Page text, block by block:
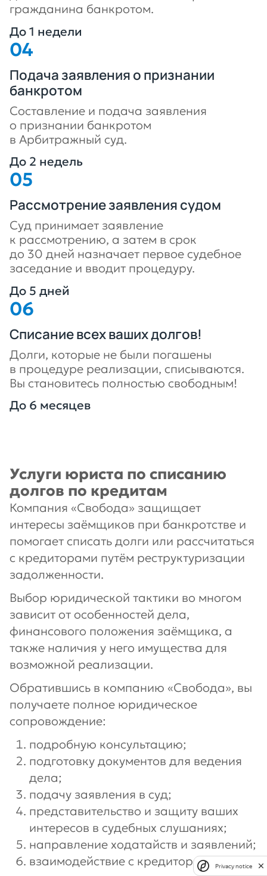
гражданина банкротом.
До 1 недели
Подача заявления о признании
банкротом
Составление и подача заявления
о признании банкротом
в Арбитражный суд.
До 2 недель
Рассмотрение заявления судом
Суд принимает заявление
к рассмотрению, а затем в срок
до 30 дней назначает первое судебное
заседание и вводит процедуру.
До 5 дней
Списание всех ваших долгов!
Долги, которые не были погашены
в процедуре реализации, списываются.
Вы становитесь полностью свободным!
До 6 месяцев
Услуги юриста по списанию
долгов по кредитам
Компания «Свобода» защищает
интересы заёмщиков при банкротстве и
помогает списать долги или рассчитаться
с кредиторами путём реструктуризации
задолженности.
Выбор юридической тактики во многом
зависит от особенностей дела,
финансового положения заёмщика, а
также наличия у него имущества для
возможной реализации.
Обратившись в компанию «Свобода», вы
получаете полное юридическое
сопровождение:
подробную консультацию;
подготовку документов для ведения
дела;
подачу заявления в суд;
представительство и защиту ваших
интересов в судебных слушаниях;
направление ходатайств и заявлений;
взаимодействие с кредиторами иPrivacy notice